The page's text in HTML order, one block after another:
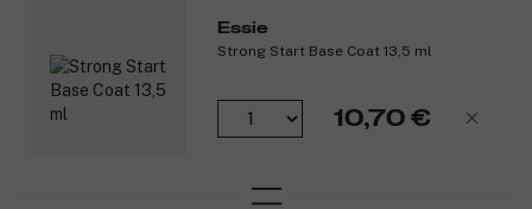
Essie
Strong Start Base Coat 13,5 ml
10,70 €